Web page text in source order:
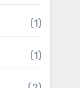
(1)
(1)